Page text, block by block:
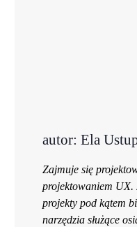
autor: Ela
Zajmuje się
projektowaniem UX.
projekty pod kątem
narzędzia służące